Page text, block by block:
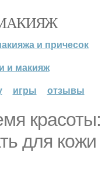
и причесок
и макияж
игры отзывы
красоты:
для кожи